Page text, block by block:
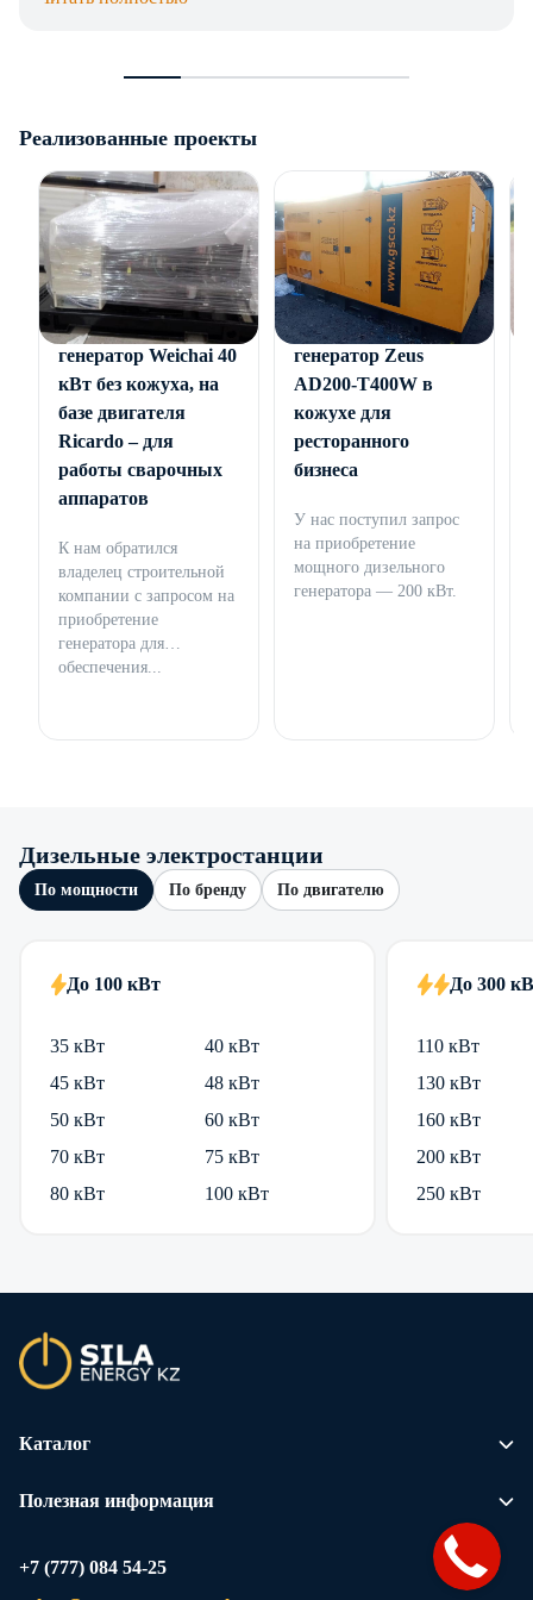
Реализованные проекты
Дизельный
генератор Weichai 40
кВт без кожуха, на
базе двигателя
Ricardo – для
работы сварочных
аппаратов
К нам обратился
владелец строительной
компании с запросом на
приобретение
генератора для
обеспечения...
Дизельный
генератор Zeus
AD200-T400W в
кожухе для
ресторанного
бизнеса
У нас поступил запрос
на приобретение
мощного дизельного
генератора — 200 кВт.
Дизельные электростанции
По мощности По бренду По двигателю
До 100 кВт
35 кВт
40 кВт
45 кВт
48 кВт
50 кВт
60 кВт
70 кВт
75 кВт
80 кВт
100 кВт
До 300
110 кВт
130 кВт
160 кВт
200 кВт
250 кВт
Каталог
Полезная информация
+7 (777) 084 54-25